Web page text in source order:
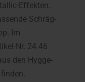
Effekten.
Schräg-
Im
Nr. 24 46
den Hygge-